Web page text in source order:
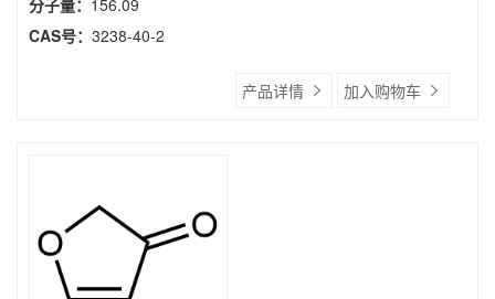
分子量： 156.09
CAS号： 3238-40-2
产品详情 加入购物车